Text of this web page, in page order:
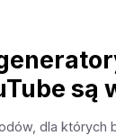
są
dla których